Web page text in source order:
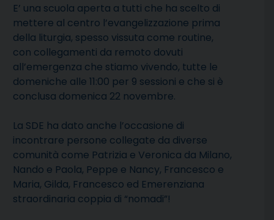
E’ una scuola aperta a tutti che ha scelto di
mettere al centro l’evangelizzazione prima
della liturgia, spesso vissuta come routine,
con collegamenti da remoto dovuti
all’emergenza che stiamo vivendo, tutte le
domeniche alle 11:00 per 9 sessioni e che si è
conclusa domenica 22 novembre.
La SDE ha dato anche l’occasione di
incontrare persone collegate da diverse
comunità come Patrizia e Veronica da Milano,
Nando e Paola, Peppe e Nancy, Francesco e
Maria, Gilda, Francesco ed Emerenziana
straordinaria coppia di “nomadi”!